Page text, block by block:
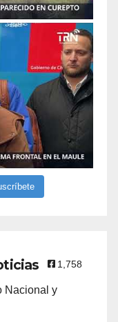
1,758
Nacional y